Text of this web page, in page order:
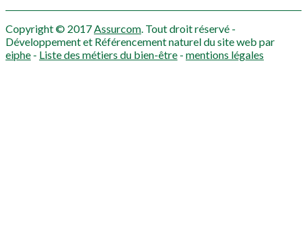
Copyright © 2017Assurcom. Tout droit réservé -
Développement et Référencement naturel du site web par
eiphe - Liste des métiers du bien-être - mentions légales